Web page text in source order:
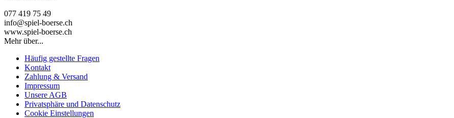
077 419 75 49
info@spiel-boerse.ch
www.spiel-boerse.ch
Mehr über...
Häufig gestellte Fragen
Kontakt
Zahlung & Versand
Impressum
Unsere AGB
Privatsphäre und Datenschutz
Cookie Einstellungen